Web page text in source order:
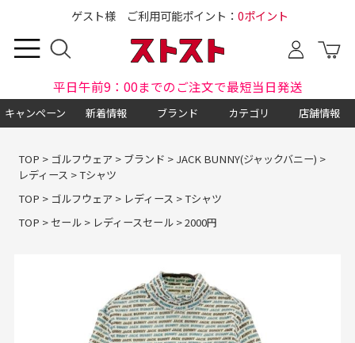
ゲスト様 ご利用可能ポイント： 0ポイント
平日午前9：00までのご注文で最短当日発送
キャンペーン 新着情報 ブランド カテゴリ 店舗情報
TOP > ゴルフウェア > ブランド > JACK BUNNY(ジャックバニー) >
レディース > Tシャツ
TOP > ゴルフウェア > レディース > Tシャツ
TOP > セール> レディースセール>2000円